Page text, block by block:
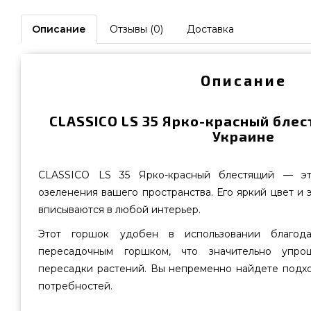
Описание Отзывы (0) Доставка
Описание
CLASSICO LS 35 Ярко-красный
Украине
CLASSICO LS 35 Ярко-красный блестящий —
озеленения вашего пространства. Его яркий цвет и
вписываются в любой интерьер.
Этот горшок удобен в использовании
пересадочным горшком, что значительно
пересадки растений. Вы непременно найдете
потребностей.